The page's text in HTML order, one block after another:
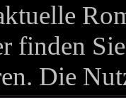
finden
Die